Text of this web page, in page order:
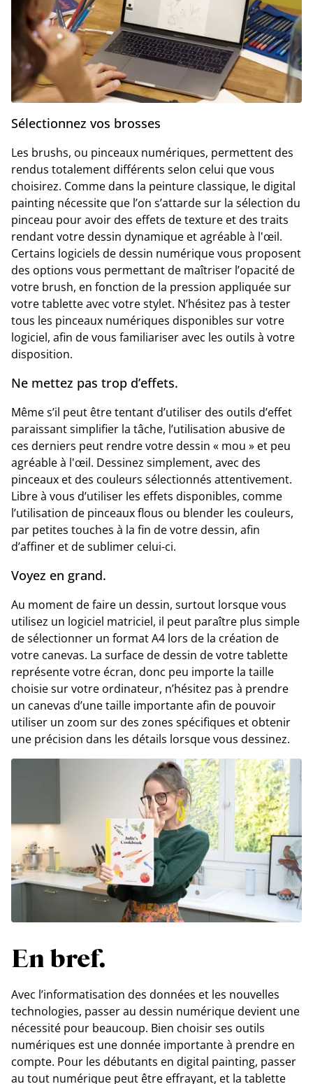
Sélectionnez vos brosses
Les brushs, ou pinceaux numériques, permettent des
rendus totalement différents selon celui que vous
choisirez. Comme dans la peinture classique, le digital
painting nécessite que l’on s’attarde sur la sélection du
pinceau pour avoir des effets de texture et des traits
rendant votre dessin dynamique et agréable à l'œil.
Certains logiciels de dessin numérique vous proposent
des options vous permettant de maîtriser l’opacité de
votre brush, en fonction de la pression appliquée sur
votre tablette avec votre stylet. N’hésitez pas à tester
tous les pinceaux numériques disponibles sur votre
logiciel, afin de vous familiariser avec les outils à votre
disposition.
Ne mettez pas trop d’effets.
Même s’il peut être tentant d’utiliser des outils d’effet
paraissant simplifier la tâche, l’utilisation abusive de
ces derniers peut rendre votre dessin « mou » et peu
agréable à l'œil. Dessinez simplement, avec des
pinceaux et des couleurs sélectionnés attentivement.
Libre à vous d’utiliser les effets disponibles, comme
l’utilisation de pinceaux flous ou blender les couleurs,
par petites touches à la fin de votre dessin, afin
d’affiner et de sublimer celui-ci.
Voyez en grand.
Au moment de faire un dessin, surtout lorsque vous
utilisez un logiciel matriciel, il peut paraître plus simple
de sélectionner un format A4 lors de la création de
votre canevas. La surface de dessin de votre tablette
représente votre écran, donc peu importe la taille
choisie sur votre ordinateur, n’hésitez pas à prendre
un canevas d’une taille importante afin de pouvoir
utiliser un zoom sur des zones spécifiques et obtenir
une précision dans les détails lorsque vous dessinez.
En bref.
Avec l’informatisation des données et les nouvelles
technologies, passer au dessin numérique devient une
nécessité pour beaucoup. Bien choisir ses outils
numériques est une donnée importante à prendre en
compte. Pour les débutants en digital painting, passer
au tout numérique peut être effrayant, et la tablette